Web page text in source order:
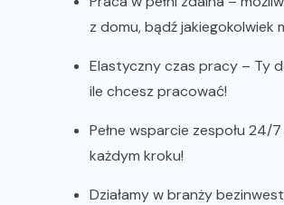
z domu, bądź jakiegokolwiek
Elastyczny czas pracy – Ty
ile chcesz pracować!
Pełne wsparcie zespołu 24/
każdym kroku!
Działamy w branży